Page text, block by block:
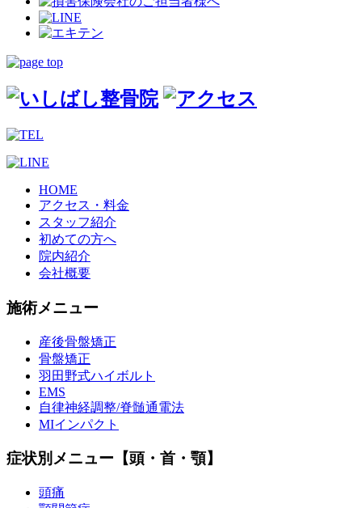
HOME
アクセス・料金
スタッフ紹介
初めての方へ
院内紹介
会社概要
施術メニュー
産後骨盤矯正
骨盤矯正
羽田野式ハイボルト
EMS
自律神経調整/脊髄通電法
MIインパクト
症状別メニュー【頭・首・顎】
頭痛